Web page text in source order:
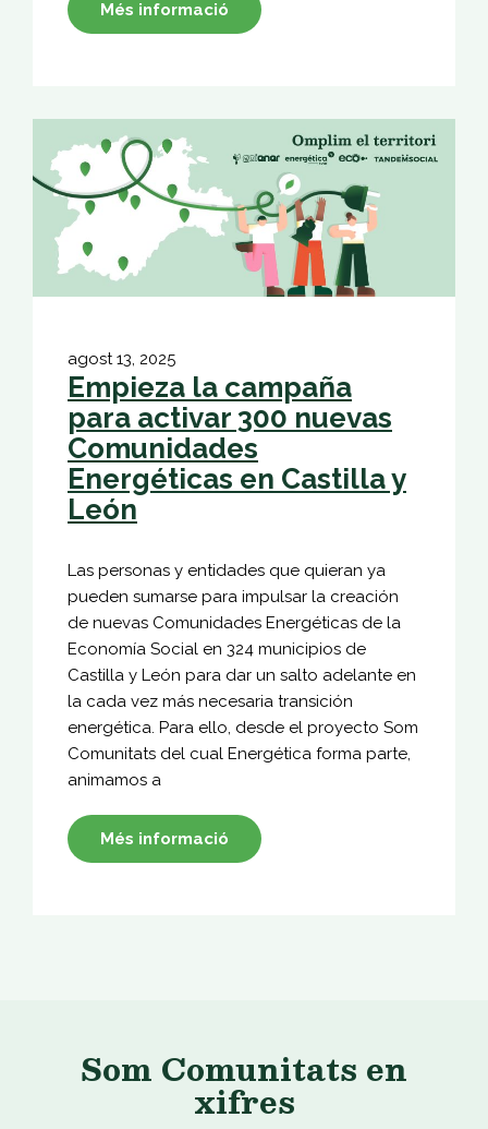
Més informació
agost 13, 2025
Empieza la campaña
para activar 300 nuevas
Comunidades
Energéticas en Castilla y
León
Las personas y entidades que quieran ya
pueden sumarse para impulsar la creación
de nuevas Comunidades Energéticas de la
Economía Social en 324 municipios de
Castilla y León para dar un salto adelante en
la cada vez más necesaria transición
energética. Para ello, desde el proyecto Som
Comunitats del cual Energética forma parte,
animamos a
Més informació
Som Comunitats en
xifres